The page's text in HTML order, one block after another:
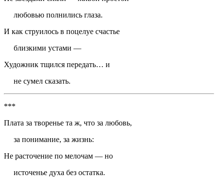
любовью полнились глаза.
И как струилось в поцелуе счастье
близкими устами —
Художник тщился передать… и
не сумел сказать.
***
Плата за творенье та ж, что за любовь,
за понимание, за жизнь:
Не расточение по мелочам — но
источенье духа без остатка.